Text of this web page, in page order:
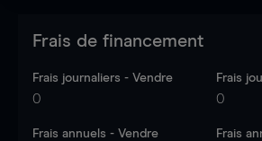
Frais de financement
Frais journaliers - Vendre
0
Frais
0
Frais annuels - Vendre Frais